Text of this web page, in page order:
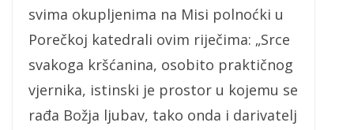
svima okupljenima na Misi polnoćki u
Porečkoj katedrali ovim riječima: „Srce
svakoga kršćanina, osobito praktičnog
vjernika, istinski je prostor u kojemu se
rađa Božja ljubav, tako onda i darivatelj